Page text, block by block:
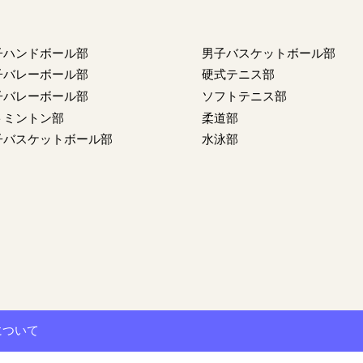
ハンドボール部
バレーボール部
バレーボール部
ミントン部
バスケットボール部
男子バスケットボール部
硬式テニス部
ソフトテニス部
柔道部
水泳部
いて